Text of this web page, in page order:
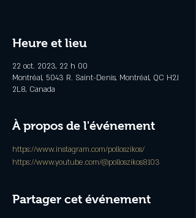
Heure et lieu
22 oct. 2023, 22 h 00
Montréal, 5043 R. Saint-Denis, Montréal, QC H2J
2L8, Canada
À propos de l'événement
https://www.instagram.com/polloszikos/
https://www.youtube.com/@polloszikos8103
Partager cet événement